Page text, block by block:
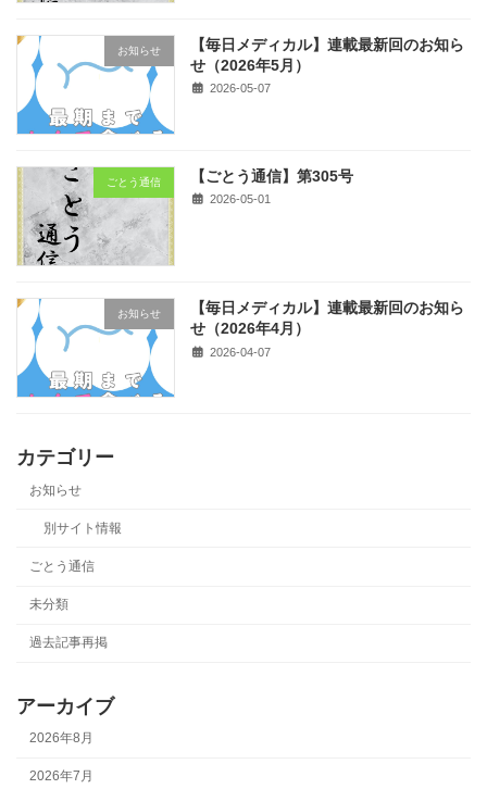
お知らせ
【毎日メディカル】連載最新回のお知ら
せ（2026年5月）
2026-05-07
ごとう通信 【ごとう通信】第305号
2026-05-01
お知らせ
【毎日メディカル】連載最新回のお知ら
せ（2026年4月）
2026-04-07
カテゴリー
お知らせ
別サイト情報
ごとう通信
未分類
過去記事再掲
アーカイブ
2026年8月
2026年7月